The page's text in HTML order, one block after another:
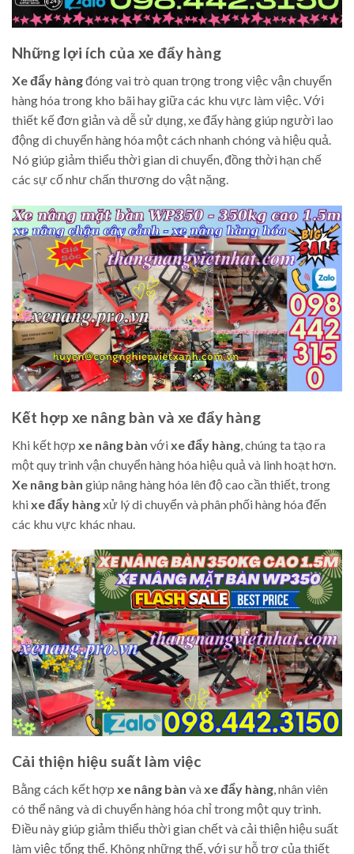
Những lợi ích của xe đẩy hàng
Xe đẩy hàngđóng vai trò quan trọng trong việc vận chuyển
hàng hóa trong kho bãi hay giữa các khu vực làm việc. Với
thiết kế đơn giản và dễ sử dụng, xe đẩy hàng giúp người lao
động di chuyển hàng hóa một cách nhanh chóng và hiệu quả.
Nó giúp giảm thiểu thời gian di chuyển, đồng thời hạn chế
các sự cố như chấn thương do vật nặng.
Kết hợp xe nâng bàn và xe đẩy hàng
Khi kết hợp xe nâng bàn vớixe đẩy hàng , chúng ta tạo ra
một quy trình vận chuyển hàng hóa hiệu quả và linh hoạt hơn.
Xe nâng bàn giúp nâng hàng hóa lên độ cao cần thiết, trong
khixe đẩy hàngxử lý di chuyển và phân phối hàng hóa đến
các khu vực khác nhau.
Cải thiện hiệu suất làm việc
Bằng cách kết hợp xe nâng bàn vàxe đẩy hàng, nhân viên
có thể nâng và di chuyển hàng hóa chỉ trong một quy trình.
Điều này giúp giảm thiểu thời gian chết và cải thiện hiệu suất
làm việc tổng thể. Không những thế, với sự hỗ trợ của thiết